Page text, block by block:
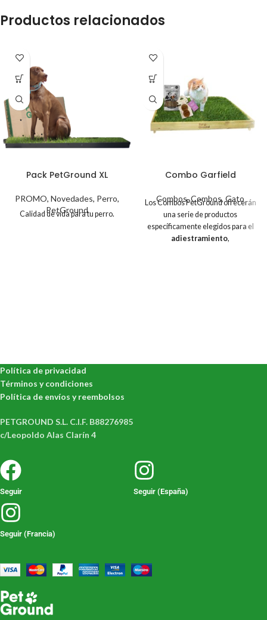
Productos relacionados
Pack PetGround XL
PROMO, Novedades, Perro,
PetGround
Calidad de vida para tu perro.
Combo Garfield
Combos,Combos, Gato
Los Combos PetGround ofrecerán
una serie de productos
específicamente elegidos para el
adiestramiento,
Política de privacidad
Términos y condiciones
Política de envíos y reembolsos
PETGROUND S.L. C.I.F. B88276985
c/Leopoldo Alas Clarín 4
Seguir
Seguir (Francia)
Seguir (España)